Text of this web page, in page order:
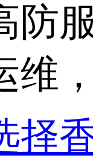
防
维
择